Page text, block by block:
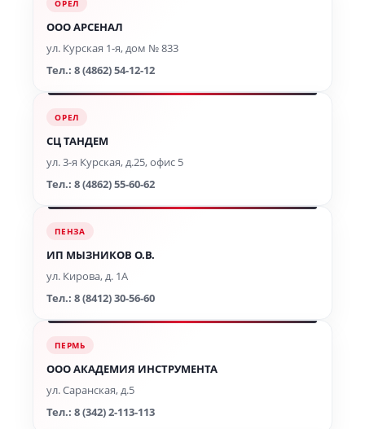
ОРЕЛ
ООО АРСЕНАЛ
ул. Курская 1-я, дом № 833
Тел.: 8 (4862) 54-12-12
ОРЕЛ
СЦ ТАНДЕМ
ул. 3-я Курская, д.25, офис 5
Тел.: 8 (4862) 55-60-62
ПЕНЗА
ИП МЫЗНИКОВ О.В.
ул. Кирова, д. 1А
Тел.: 8 (8412) 30-56-60
ПЕРМЬ
ООО АКАДЕМИЯ ИНСТРУМЕНТА
ул. Саранская, д.5
Тел.: 8 (342) 2-113-113